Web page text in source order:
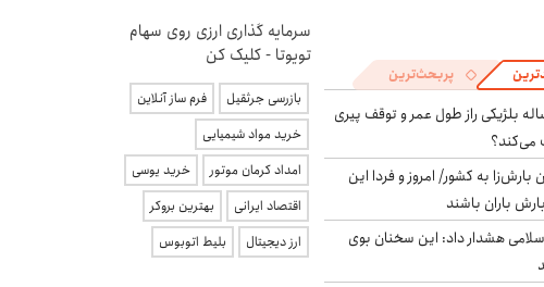
پربحث‌ترین
۱۵ ساله بلژیکی راز طول عمر و توقف پیری
می‌کند؟
بارش‌زا به کشور/ امروز و فردا این
باران باشند
هشدار داد: این سخنان بوی
سرمایه گذاری ارزی روی سهام
تویوتا - کلیک کن
بازرسی جرثقیل
فرم ساز آنلاین
خرید مواد شیمیایی
امداد کرمان موتور
خرید یوسی
اقتصاد ایرانی
بهترین بروکر
ارز دیجیتال
بلیط اتوبوس